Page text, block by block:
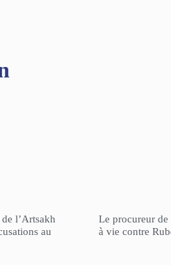
l’Artsakh
au
Le procureur
à vie contre